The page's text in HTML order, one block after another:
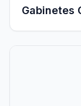
Gabinetes